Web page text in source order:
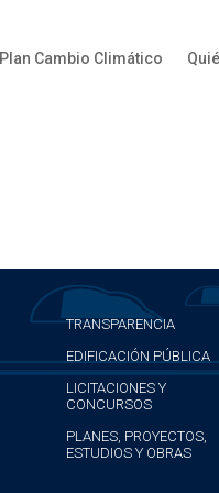
Plan Cambio Climático
TRANSPARENCIA
EDIFICACIÓN PÚBLICA
LICITACIONES Y
CONCURSOS
PLANES, PROYECTOS,
ESTUDIOS Y OBRAS